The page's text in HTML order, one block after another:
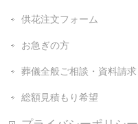
供花注文フォーム
お急ぎの方
葬儀全般ご相談・資料請求
総額見積もり希望